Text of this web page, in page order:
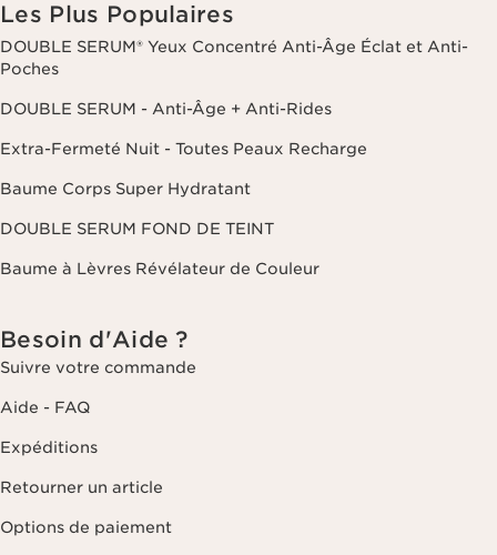
Les Plus Populaires
DOUBLE SERUM® Yeux Concentré Anti-Âge Éclat et Anti-
Poches
DOUBLE SERUM - Anti-Âge + Anti-Rides
Extra-Fermeté Nuit - Toutes Peaux Recharge
Baume Corps Super Hydratant
DOUBLE SERUM FOND DE TEINT
Baume à Lèvres Révélateur de Couleur
Besoin d'Aide ?
Suivre votre commande
Aide - FAQ
Expéditions
Retourner un article
Options de paiement